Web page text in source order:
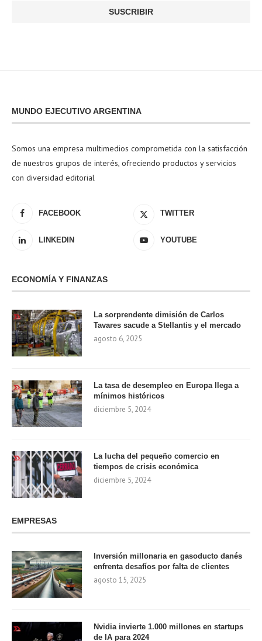
MUNDO EJECUTIVO ARGENTINA
Somos una empresa multimedios comprometida con la satisfacción
de nuestros grupos de interés, ofreciendo productos y servicios
con diversidad editorial
FACEBOOK TWITTER
LINKEDIN YOUTUBE
ECONOMÍA Y FINANZAS
La sorprendente dimisión de Carlos
Tavares sacude a Stellantis y el mercado
agosto 6, 2025
La tasa de desempleo en Europa llega a
mínimos históricos
diciembre 5, 2024
La lucha del pequeño comercio en
tiempos de crisis económica
diciembre 5, 2024
EMPRESAS
Inversión millonaria en gasoducto danés
enfrenta desafíos por falta de clientes
agosto 15, 2025
Nvidia invierte 1.000 millones en startups
de IA para 2024